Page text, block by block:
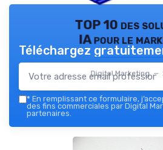
TOP 10 des
IA pour le
Digital Marketing —
Téléchargez
* En remplissant ce formulaire,
des fins commerciales par Digital
partenaires.